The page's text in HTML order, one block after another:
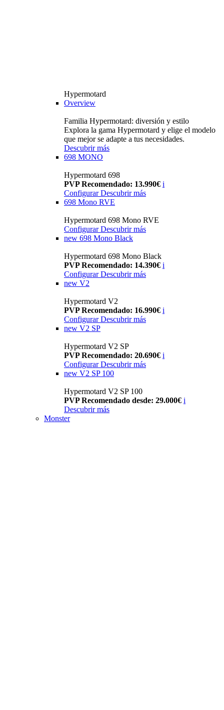
Hypermotard
Overview
Familia Hypermotard: diversión y estilo
Explora la gama Hypermotard y elige el modelo
que mejor se adapte a tus necesidades.
Descubrir más
698 MONO
Hypermotard 698
PVP Recomendado: 13.990€ i
ConfigurarDescubrir más
698 Mono RVE
Hypermotard 698 Mono RVE
Configurar Descubrir más
new 698 Mono Black
Hypermotard 698 Mono Black
PVP Recomendado: 14.390€ i
Configurar Descubrir más
new V2
Hypermotard V2
PVP Recomendado: 16.990€ i
Configurar Descubrir más
new V2 SP
Hypermotard V2 SP
PVP Recomendado: 20.690€ i
Configurar Descubrir más
new V2 SP 100
Hypermotard V2 SP 100
PVP Recomendado desde: 29.000€ i
Descubrir más
Monster